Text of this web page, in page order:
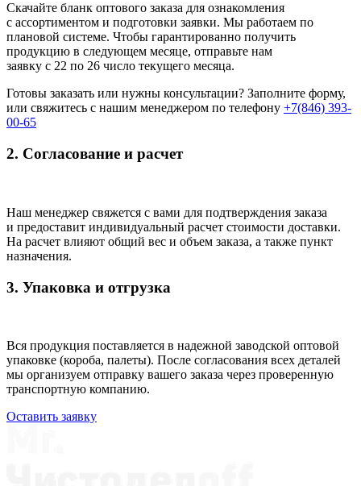
Скачайте бланк оптового заказа для ознакомления
с ассортиментом и подготовки заявки. Мы работаем по
плановой системе. Чтобы гарантированно получить
продукцию в следующем месяце, отправьте нам
заявку с 22 по 26 число текущего месяца.
Готовы заказать или нужны консультации? Заполните форму,
или свяжитесь с нашим менеджером по телефону +7(846) 393-
00-65
2. Согласование и расчет
Наш менеджер свяжется с вами для подтверждения заказа
и предоставит индивидуальный расчет стоимости доставки.
На расчет влияют общий вес и объем заказа, а также пункт
назначения.
3. Упаковка и отгрузка
Вся продукция поставляется в надежной заводской оптовой
упаковке (короба, палеты). После согласования всех деталей
мы организуем отправку вашего заказа через проверенную
транспортную компанию.
Оставить заявку